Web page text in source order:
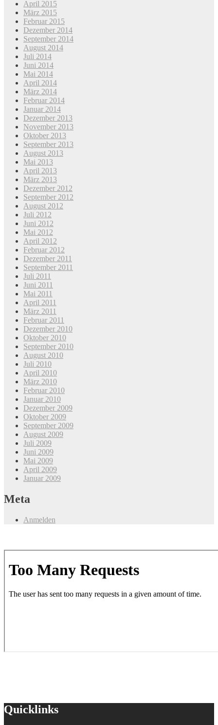
April 2015
März 2015
Februar 2015
Dezember 2014
September 2014
August 2014
Juli 2014
Juni 2014
Mai 2014
April 2014
März 2014
Februar 2014
Januar 2014
Dezember 2013
November 2013
Oktober 2013
September 2013
August 2013
Mai 2013
April 2013
März 2013
Dezember 2012
September 2012
August 2012
Juli 2012
Juni 2012
Mai 2012
April 2012
Februar 2012
Dezember 2011
September 2011
Juli 2011
Juni 2011
Mai 2011
April 2011
März 2011
Februar 2011
Dezember 2010
Oktober 2010
September 2010
August 2010
Juli 2010
April 2010
März 2010
Februar 2010
Januar 2010
Dezember 2009
Oktober 2009
September 2009
August 2009
Juli 2009
Juni 2009
Mai 2009
April 2009
Januar 2009
Meta
Anmelden
Quicklinks